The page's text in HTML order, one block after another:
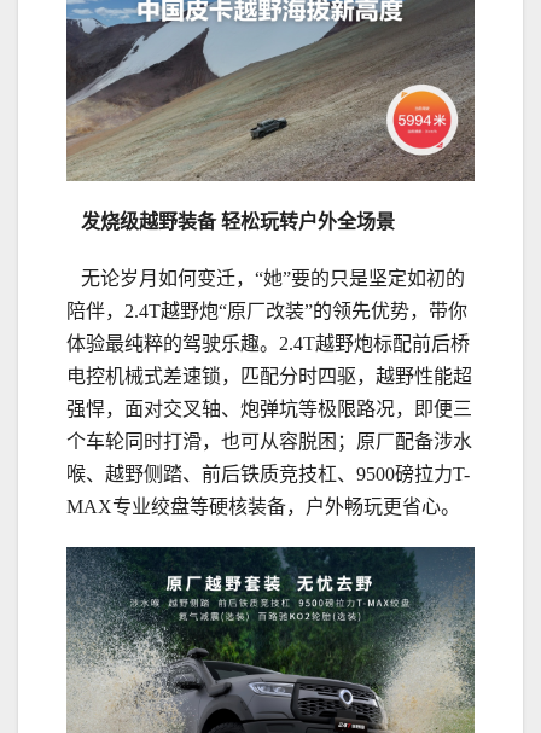
发烧级越野装备轻松玩转户外全场景
无论岁月如何变迁，“她”要的只是坚定如初的
陪伴，2.4T越野炮“原厂改装”的领先优势，带你
体验最纯粹的驾驶乐趣。2.4T越野炮标配前后桥
电控机械式差速锁，匹配分时四驱，越野性能超
强悍，面对交叉轴、炮弹坑等极限路况，即便三
个车轮同时打滑，也可从容脱困；原厂配备涉水
喉、越野侧踏、前后铁质竞技杠、9500磅拉力T-
MAX专业绞盘等硬核装备，户外畅玩更省心。